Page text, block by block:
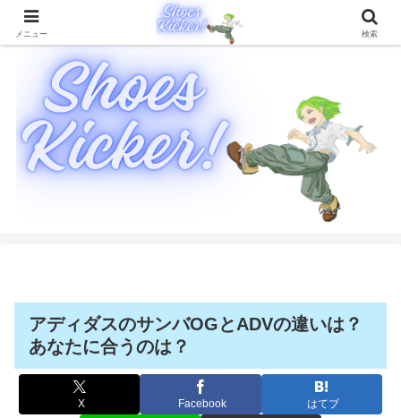
靴に関することを徹底的に解説したブログメディア
アディダスのサンバOGとADVの違いは？
あなたに合うのは？
X Facebook はてブ
メニュー 検索